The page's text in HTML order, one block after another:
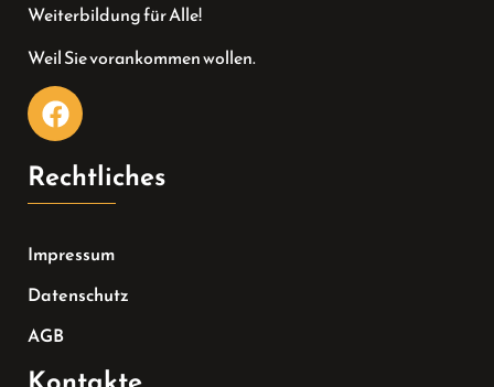
Weiterbildung für Alle!
Weil Sie vorankommen wollen.
Rechtliches
Impressum
Datenschutz
AGB